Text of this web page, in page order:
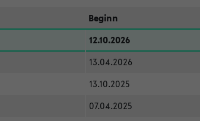
Beginn
12.10.2026
13.04.2026
13.10.2025
07.04.2025